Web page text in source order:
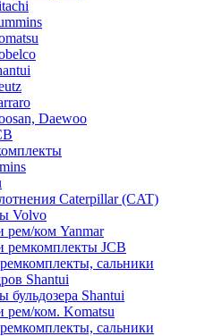
Daewoo
Caterpillar (CAT)
Volvo
рем/ком Yanmar
ремкомплекты JCB
сальники
Shantui
бульдозера Shantui
рем/ком. Komatsu
сальники